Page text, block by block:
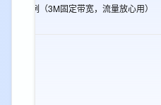
e实例（3M固定带宽，流量放心用）